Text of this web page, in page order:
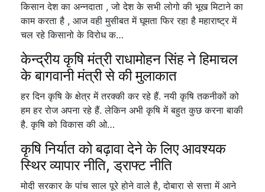
किसान देश का अन्नदाता , जो देश के सभी लोगो की भूख मिटाने का
काम करता है , आज वही मुसीबत में घूमता फिर रहा है महाराष्ट्र में
चल रहे किसानो के विरोध क…
केन्द्रीय कृषि मंत्री राधामोहन सिंह ने हिमाचल
के बागवानी मंत्री से की मुलाकात
हर दिन कृषि के क्षेत्र में तरक्की कर रहे हैं. नयी कृषि तकनीकों को
हम हर रोज अपना रहे हैं. लेकिन अभी कृषि में बहुत कुछ करना बाकी
है. कृषि को विकास की ओ…
कृषि निर्यात को बढ़ावा देने के लिए आवश्यक
स्थिर व्यापार नीति, ड्राफ्ट नीति
मोदी सरकार के पांच साल पूरे होने वाले है, दोबारा से सत्ता में आने